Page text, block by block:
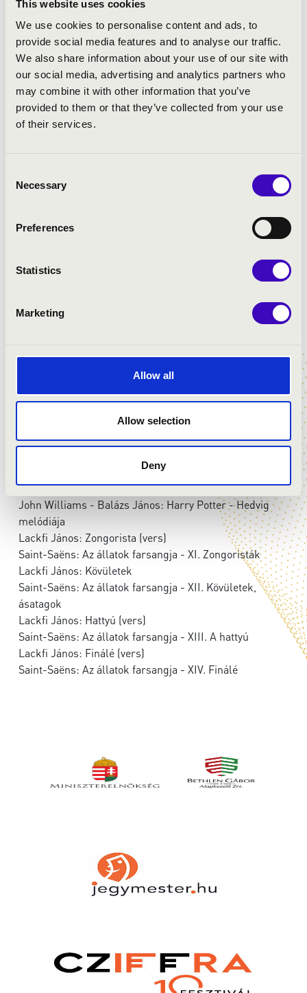
This website uses cookies
We use cookies to personalise content and ads, to
provide social media features and to analyse our traffic.
We also share information about your use of our site with
our social media, advertising and analytics partners who
may combine it with other information that you’ve
provided to them or that they’ve collected from your use
of their services.
Selection
Necessary
Preferences
Statistics
Marketing
Allow all
Allow selection
Deny
kakasok
Lackfi János: Tyúkok (vers)
Rameau - Balázs János: A tyúk
Lackfi János: Antilopok, zergék, egyebek... (vers)
Saint-Säens: Az állatok farsangja - III. Vadszamarak,
gyors állatok
Lackfi János: Teknőc
Saint-Säens: Az állatok farsangja - IV. Teknősök
Saint-Säens: Az állatok farsangja - V. Az elefánt
Poulenc - Balázs János: Babar melódiája
Lackfi János: Akvárium (vers)
Lackfi János: A pisztráng
Schubert - Balázs János: A pisztráng
Saint-Saëns: Az állatok farsangja - VIII. Hosszúfülű
Lackfi János: Kakukk (vers)
Saint-Saëns: Az állatok farsangja - IX. Kakukk az erdő
mélyén
Saint-Saëns: Az állatok farsangja - X. Madárház
Lackfi János: Bagoly (vers)
John Williams - Balázs János: Harry Potter - Hedvig
melódiája
Lackfi János: Zongorista (vers)
Saint-Saëns: Az állatok farsangja - XI. Zongoristák
Lackfi János: Kövületek
Saint-Saëns: Az állatok farsangja - XII. Kövületek,
ásatagok
Lackfi János: Hattyú (vers)
Saint-Saëns: Az állatok farsangja - XIII. A hattyú
Lackfi János: Finálé (vers)
Saint-Saëns: Az állatok farsangja - XIV. Finálé